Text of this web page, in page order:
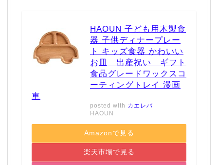
HAOUN 子ども用木製食
器 子供ディナープレー
ト キッズ食器 かわいい
お皿 出産祝い ギフト
食品グレードワックスコ
ーティングトレイ 漫画
車
posted with カエレバ
HAOUN
Amazonで見る
楽天市場で見る